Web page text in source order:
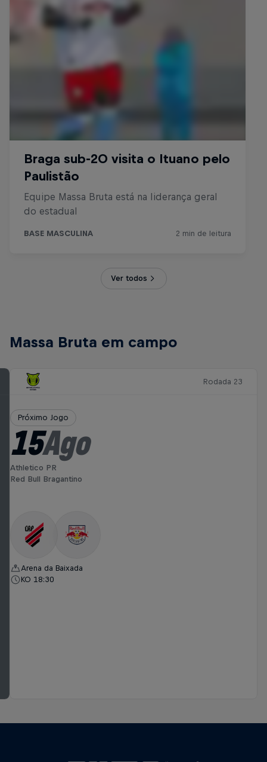
Ver todos
Massa Bruta em campo
Rodada 23
Próximo Jogo
15Ago
Athletico PR
Red Bull Bragantino
Arena da Baixada
KO 18:30